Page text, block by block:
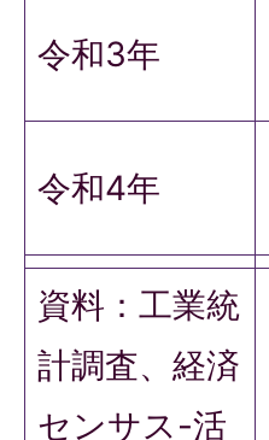
令和3年
令和4年
資料：工業統
計調査、経済
センサス-活